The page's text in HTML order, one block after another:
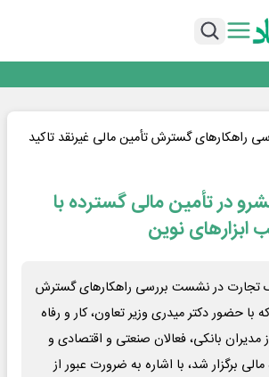
یک روایت
توسعه‌نیافتگی
خانواده یک روایت
راهکارهای گسترش تأمین مالی غیرنقد تاکید
در تأمین مالی گسترده با
ابزارهای نوین
تجارت در نشست بررسی راهکارهای گسترش
با حضور دکتر میدری وزیر تعاون، کار و رفاه
بانکی، فعالان صنعتی و اقتصادی و
برگزار شد، با اشاره به ضرورت عبور از